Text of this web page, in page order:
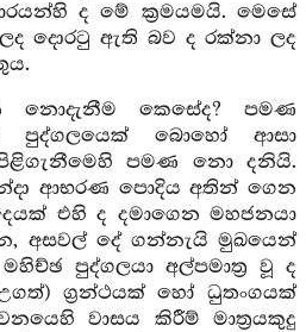
ද මේ ක්‍රමයමයි. මෙසේ
දොරටු ඇති බව ද රක්නා ලද
නොදැනීම කෙසේද? පමණ
පුද්ගලයෙක් බොහෝ ආසා
පමණ නො දනියි.
ආභරණ පොදිය අතින් ගෙන
එහි ද දමාගෙන මහජනයා
අසවල් දේ ගන්නැයි මුඛයෙන්
පුද්ගලයා අල්පමාත්‍ර වූ ද
ග්‍රන්ථයක් හෝ ධුතංගයක්
වාසය කිරීම් මාත්‍රයකුදු